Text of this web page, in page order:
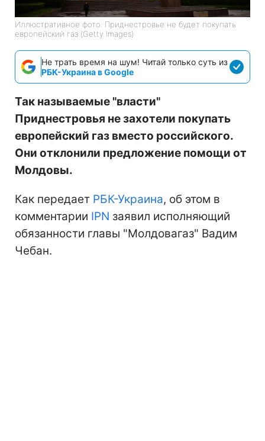
Иллюстративное фото: Приднестровье не будет покупать
европейский газ (Getty Images)
Не трать время на шум! Читай только суть из
РБК-Украина в Google
Так называемые "власти"
Приднестровья не захотели покупать
европейский газ вместо российского.
Они отклонили предложение помощи от
Молдовы.
Как передает РБК-Украина, об этом в
комментарии IPN заявил исполняющий
обязанности главы "Молдовагаз" Вадим
Чебан.